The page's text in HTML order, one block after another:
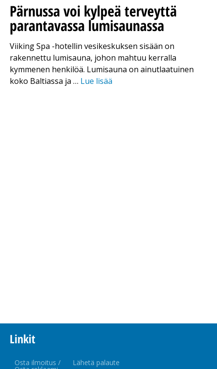
Pärnussa voi kylpeä terveyttä
parantavassa lumisaunassa
Viiking Spa -hotellin vesikeskuksen sisään on
rakennettu lumisauna, johon mahtuu kerralla
kymmenen henkilöä. Lumisauna on ainutlaatuinen
koko Baltiassa ja … Lue lisää
Linkit
Osta ilmoitus / Lähetä palaute